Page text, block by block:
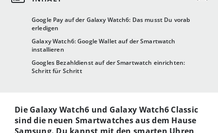
Google Pay auf der Galaxy Watch6: Das musst Du vorab
erledigen
Galaxy Watch6: Google Wallet auf der Smartwatch
installieren
Googles Bezahldienst auf der Smartwatch einrichten:
Schritt für Schritt
Die Galaxy Watch6 und Galaxy Watch6 Classic
sind die neuen Smartwatches aus dem Hause